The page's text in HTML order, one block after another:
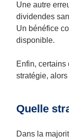
Une autre
dividendes
Un bénéfice
disponible.
Enfin,
stratégie,
Quelle
Dans la